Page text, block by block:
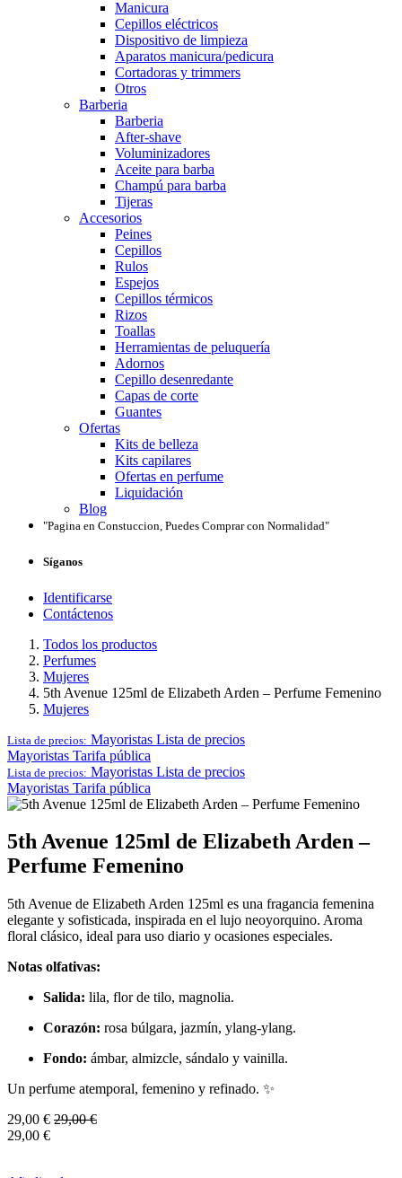
Manicura
Cepillos eléctricos
Dispositivo de limpieza
Aparatos manicura/pedicura
Cortadoras y trimmers
Otros
Barberia
Barberia
After-shave
Voluminizadores
Aceite para barba
Champú para barba
Tijeras
Accesorios
Peines
Cepillos
Rulos
Espejos
Cepillos térmicos
Rizos
Toallas
Herramientas de peluquería
Adornos
Cepillo desenredante
Capas de corte
Guantes
Ofertas
Kits de belleza
Kits capilares
Ofertas en perfume
Liquidación
Blog
"Pagina en Constuccion, Puedes Comprar con Normalidad"
Síganos
Identificarse
Contáctenos
Todos los productos
Perfumes
Mujeres
5th Avenue 125ml de Elizabeth Arden – Perfume Femenino
Mujeres
Lista de precios: Mayoristas Lista de precios
Mayoristas Tarifa pública
Lista de precios: Mayoristas Lista de precios
Mayoristas Tarifa pública
5th Avenue 125ml de Elizabeth Arden –
Perfume Femenino
5th Avenue de Elizabeth Arden 125ml es una fragancia femenina
elegante y sofisticada, inspirada en el lujo neoyorquino. Aroma
floral clásico, ideal para uso diario y ocasiones especiales.
Notas olfativas:
Salida: lila, flor de tilo, magnolia.
Corazón: rosa búlgara, jazmín, ylang-ylang.
Fondo: ámbar, almizcle, sándalo y vainilla.
Un perfume atemporal, femenino y refinado. ✨
29,00 € 29,00€
29,00 €